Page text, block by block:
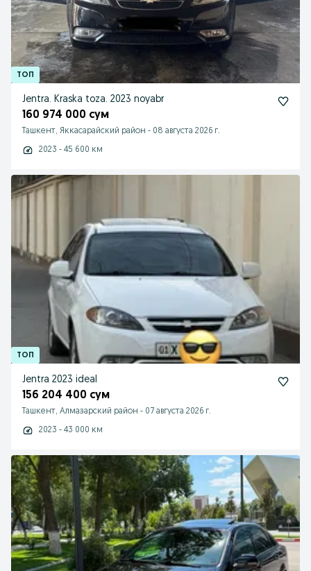
Jentra. Kraska toza. 2023 noyabr
160 974 000 сум
Ташкент, Яккасарайский район - 08 августа 2026 г.
2023 - 45 600 км
Jentra 2023 ideal
156 204 400 сум
Ташкент, Алмазарский район - 07 августа 2026 г.
2023 - 43 000 км